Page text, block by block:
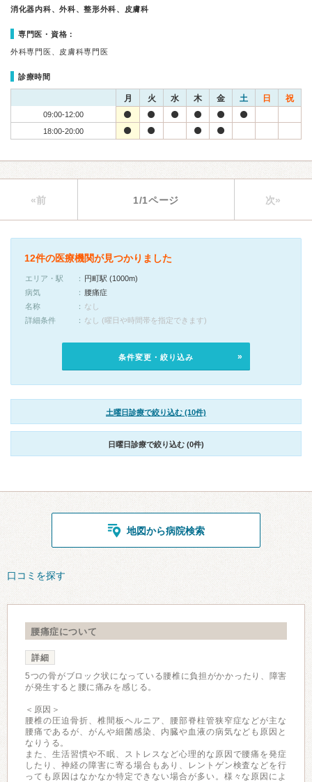
消化器内科、外科、整形外科、皮膚科
専門医・資格：
外科専門医、皮膚科専門医
診療時間
月 火 水 木 金 土 日 祝
09:00-12:00
18:00-20:00
«前 1/1ページ 次»
12件の医療機関が見つかりました
エリア・駅
円町駅 (1000m)
病気
腰痛症
名称
なし
詳細条件
なし (曜日や時間帯を指定できます)
条件変更・絞り込み
土曜日診療で絞り込む (10件)
日曜日診療で絞り込む (0件)
地図から病院検索
口コミを探す
腰痛症について
詳細
5つの骨がブロック状になっている腰椎に負担がかかったり、障害
が発生すると腰に痛みを感じる。
＜原因＞
腰椎の圧迫骨折、椎間板ヘルニア、腰部脊柱管狭窄症などが主な
腰痛であるが、がんや細菌感染、内臓や血液の病気なども原因と
なりうる。
また、生活習慣や不眠、ストレスなど心理的な原因で腰痛を発症
したり、神経の障害に寄る場合もあり、レントゲン検査などを行
っても原因はなかなか特定できない場合が多い。様々な原因によ